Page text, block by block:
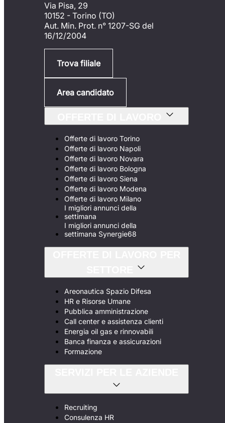
Via Pisa, 29
10152 - Torino (TO)
Aut. Min. Prot. n° 1207-SG del
16/12/2004
Trova filiale
Area candidato
Offerte di lavoro Torino
Offerte di lavoro Napoli
Offerte di lavoro Novara
Offerte di lavoro Bologna
Offerte di lavoro Siena
Offerte di lavoro Modena
Offerte di lavoro Milano
I migliori annunci della
settimana
I migliori annunci della
settimana Synergie68
Areonautica Spazio Difesa
HR e Risorse Umane
Pubblica amministrazione
Call center e assistenza clienti
Energia oil gas e rinnovabili
Banca finanza e assicurazioni
Formazione
Recruiting
Consulenza HR